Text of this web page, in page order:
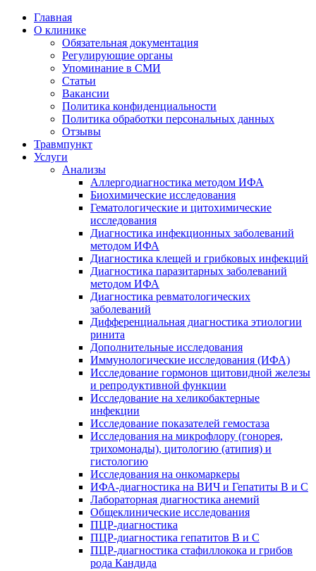
Главная
О клинике
Обязательная документация
Регулирующие органы
Упоминание в СМИ
Статьи
Вакансии
Политика конфиденциальности
Политика обработки персональных данных
Отзывы
Травмпункт
Услуги
Анализы
Аллергодиагностика методом ИФА
Биохимические исследования
Гематологические и цитохимические
исследования
Диагностика инфекционных заболеваний
методом ИФА
Диагностика клещей и грибковых инфекций
Диагностика паразитарных заболеваний
методом ИФА
Диагностика ревматологических
заболеваний
Дифференциальная диагностика этиологии
ринита
Дополнительные исследования
Иммунологические исследования (ИФА)
Исследование гормонов щитовидной железы
и репродуктивной функции
Исследование на хеликобактерные
инфекции
Исследование показателей гемостаза
Исследования на микрофлору (гонорея,
трихомонады), цитологию (атипия) и
гистологию
Исследования на онкомаркеры
ИФА-диагностика на ВИЧ и Гепатиты B и C
Лабораторная диагностика анемий
Общеклинические исследования
ПЦР-диагностика
ПЦР-диагностика гепатитов B и C
ПЦР-диагностика стафиллокока и грибов
рода Кандида